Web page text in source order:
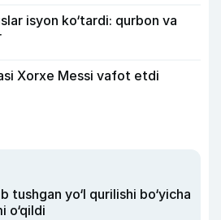
isyon ko‘tardi: qurbon va
Xorxe Messi vafot etdi
tushgan yo‘l qurilishi bo‘yicha
o‘qildi